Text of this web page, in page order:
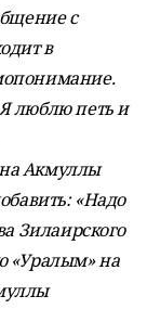
с
в
люблю петь и
Акмуллы
«Надо
Зилаирского
«Уралым» на